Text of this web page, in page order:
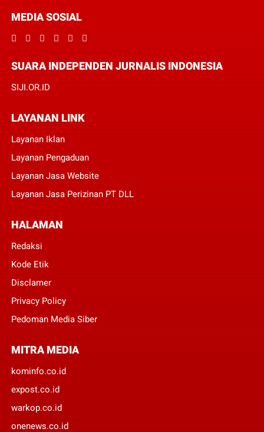
MEDIA SOSIAL
SUARA INDEPENDEN JURNALIS INDONESIA
SIJI.OR.ID
LAYANAN LINK
Layanan Iklan
Layanan Pengaduan
Layanan Jasa Website
Layanan Jasa Perizinan PT DLL
HALAMAN
Redaksi
Kode Etik
Disclamer
Privacy Policy
Pedoman Media Siber
MITRA MEDIA
kominfo.co.id
expost.co.id
warkop.co.id
onenews.co.id